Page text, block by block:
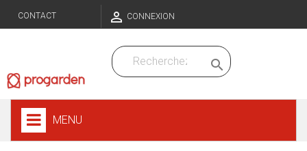
CONTACT  CONNEXION

MENU